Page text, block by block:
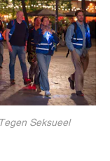
Seksueel